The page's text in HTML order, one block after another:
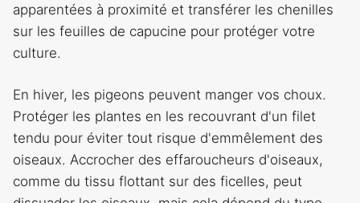
apparentées à proximité et transférer les chenilles
sur les feuilles de capucine pour protéger votre
culture.
En hiver, les pigeons peuvent manger vos choux.
Protéger les plantes en les recouvrant d'un filet
tendu pour éviter tout risque d'emmêlement des
oiseaux. Accrocher des effaroucheurs d'oiseaux,
comme du tissu flottant sur des ficelles, peut